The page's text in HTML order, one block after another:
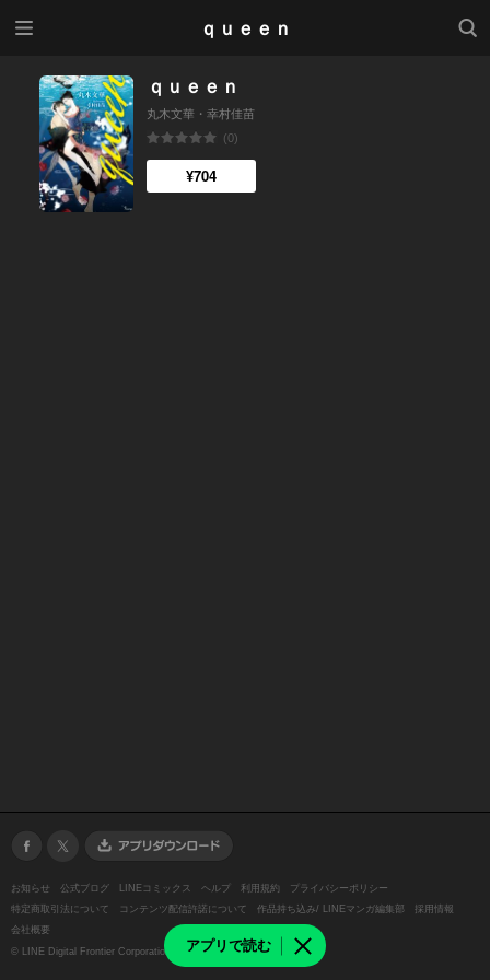
ｑｕｅｅｎ
検索
アプリで読む
ｑｕｅｅｎ
丸木文華・幸村佳苗
(0)
¥704
お知らせ 公式ブログ LINEコミックス ヘルプ 利用規約
プライバシーポリシー
特定商取引法について
コンテンツ配信許諾について 作品持ち込み/ LINEマンガ編集部
採用情報
会社概要
© LINE Digital Frontier Corporation